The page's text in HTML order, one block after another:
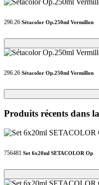
296.26 Sétacolor Op.250ml Vermillon
Loading...
Loading...
296.26 Sétacolor Op.250ml Vermillon
Loading...
Loading...
Produits récents dans
756481 Set 6x20ml SETACOLOR Op
Loading...
Loading...